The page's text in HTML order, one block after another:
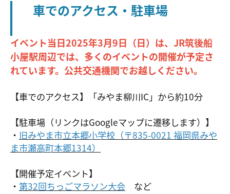
車でのアクセス・駐車場
イベント当日2025年3月9日（日）は、JR筑後船
小屋駅周辺では、多くのイベントの開催が予定さ
れています。公共交通機関でお越しください。
【車でのアクセス】「みやま柳川IC」から約10分
【駐車場（リンクはGoogleマップに遷移します）】
・ 旧みやま市立本郷小学校（〒835-0021 福岡県みや
ま市瀬高町本郷1314）
【開催予定イベント】
・ 第32回ちっごマラソン大会 など